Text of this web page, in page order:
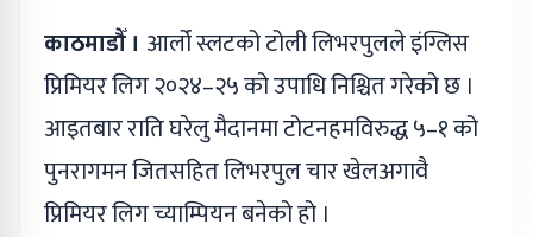
काठमाडौँ । आर्लो स्लटको टोली लिभरपुलले इंग्लिस
प्रिमियर लिग २०२४–२५ को उपाधि निश्चित गरेको छ ।
आइतबार राति घरेलु मैदानमा टोटनहमविरुद्ध ५–१ को
पुनरागमन जितसहित लिभरपुल चार खेलअगावै
प्रिमियर लिग च्याम्पियन बनेको हो ।